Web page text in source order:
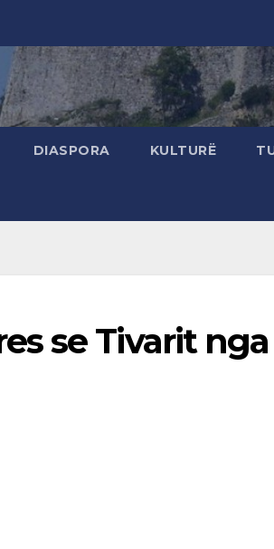
DIASPORA KULTURË
se Tivarit nga